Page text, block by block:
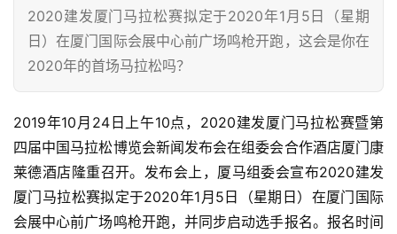
2020建发厦门马拉松赛拟定于2020年1月5日（星期
日）在厦门国际会展中心前广场鸣枪开跑，这会是你在
2020年的首场马拉松吗？
2019年10月24日上午10点 ，2020建发厦门马拉松赛暨第
四届中国马拉松博览会新闻发布会在组委会合作酒店厦门康
莱德酒店隆重召开。发布会上，厦马组委会宣布2020建发
厦门马拉松赛拟定于2020年1月5日（星期日）在厦门国际
会展中心前广场鸣枪开跑，并同步启动选手报名。报名时间